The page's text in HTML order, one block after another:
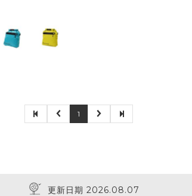
1
更新日期 2026.08.07